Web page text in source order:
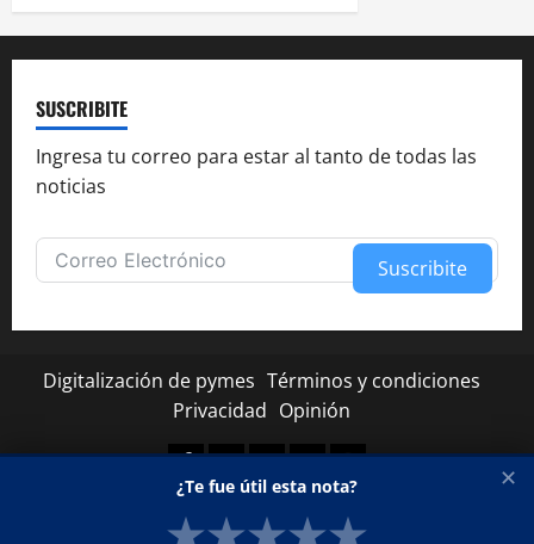
SUSCRIBITE
Ingresa tu correo para estar al tanto de todas las
noticias
Suscribite
Digitalización de pymes Términos y condiciones
Privacidad Opinión
Facebook
TwitterLinkedinYoutubeInstagram
Copyright © Todos los derechos reservados.
✕
¿Te fue útil esta nota?